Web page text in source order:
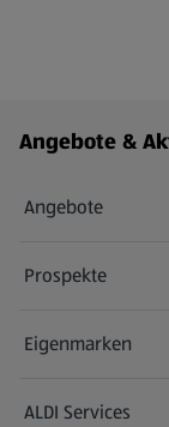
Fußzeilenmenü -
Angebote &
Angebote
Prospekte
Eigenmarken
ALDI Services